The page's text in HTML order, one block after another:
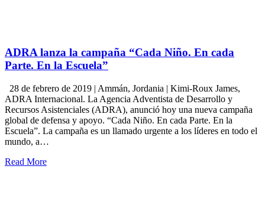
ADRA lanza la campaña “Cada Niño. En cada
Parte. En la Escuela”
28 de febrero de 2019 | Ammán, Jordania | Kimi-Roux James,
ADRA Internacional. La Agencia Adventista de Desarrollo y
Recursos Asistenciales (ADRA), anunció hoy una nueva campaña
global de defensa y apoyo. “Cada Niño. En cada Parte. En la
Escuela”. La campaña es un llamado urgente a los líderes en todo el
mundo, a…
Read More